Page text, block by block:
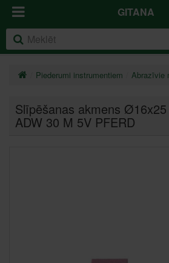
GITANA
Piederumi instrumentiem Abrazīvie
Slīpēšanas akmens
ADW 30 M 5V PFERD